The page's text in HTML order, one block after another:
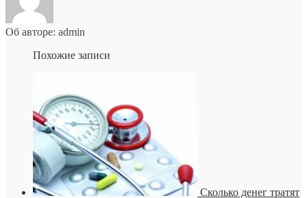
Об авторе: admin
Похожие записи
Сколько денег тратят